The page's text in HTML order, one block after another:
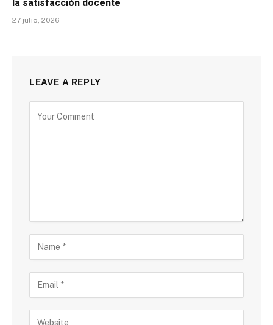
la satisfacción docente
27 julio, 2026
LEAVE A REPLY